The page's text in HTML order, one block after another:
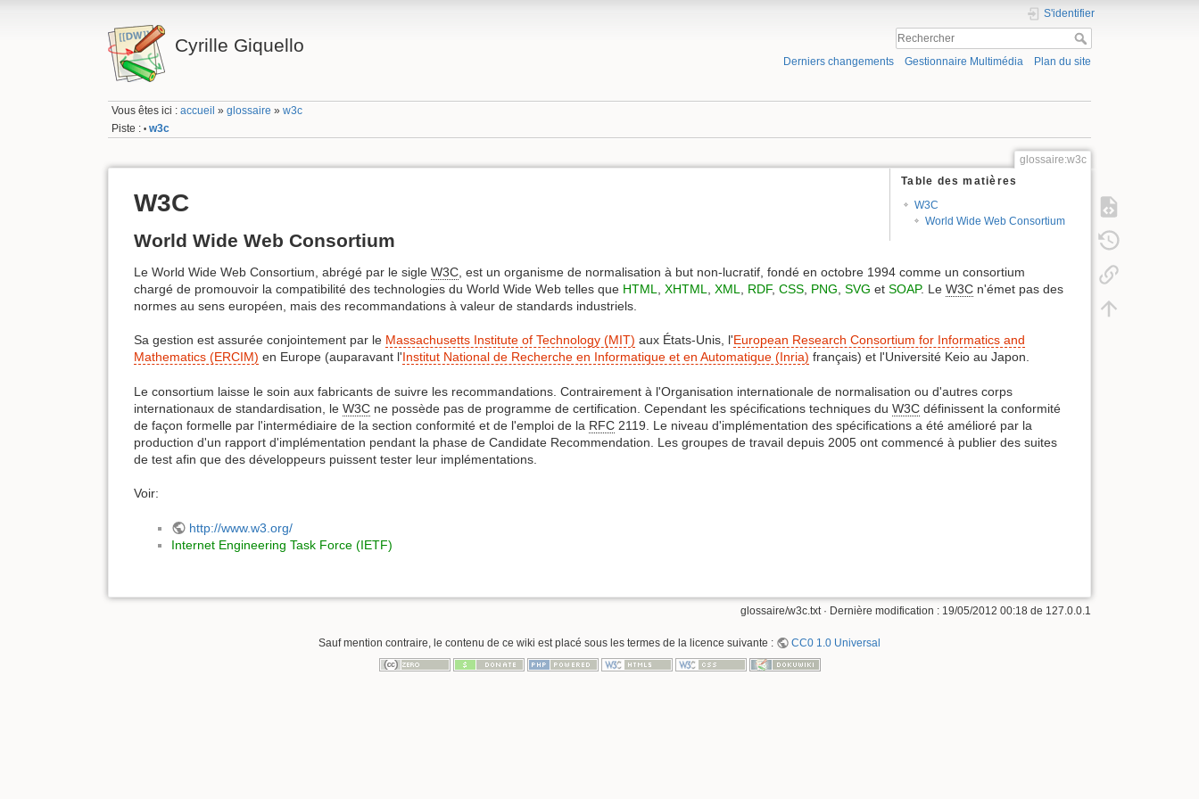
Cyrille Giquello
S'identifier
Derniers changements Gestionnaire Multimédia Plan du site
Vous êtes ici :accueil »glossaire »w3c
Piste : • w3c
glossaire:w3c
Table des matières
W3C
World Wide Web Consortium
W3C
World Wide Web Consortium
Le World Wide Web Consortium, abrégé par le sigle W3C , est un organisme de normalisation à but non-lucratif, fondé en octobre 1994 comme un consortium
chargé de promouvoir la compatibilité des technologies du World Wide Web telles que HTML XHTML XML RDF, CSS PNG SVG et SOAP. Le W3C n'émet pas des
normes au sens européen, mais des recommandations à valeur de standards industriels.
Sa gestion est assurée conjointement par le Massachusetts Institute of Technology (MIT) aux États-Unis, l'European Research Consortium for Informatics and
Mathematics (ERCIM) en Europe (auparavant l'Institut National de Recherche en Informatique et en Automatique (Inria) français) et l'Université Keio au Japon.
Le consortium laisse le soin aux fabricants de suivre les recommandations. Contrairement à l'Organisation internationale de normalisation ou d'autres corps
internationaux de standardisation, le W3C ne possède pas de programme de certification. Cependant les spécifications techniques du W3C définissent la conformité
de façon formelle par l'intermédiaire de la section conformité et de l'emploi de la RFC 2119. Le niveau d'implémentation des spécifications a été amélioré par la
production d'un rapport d'implémentation pendant la phase de Candidate Recommendation. Les groupes de travail depuis 2005 ont commencé à publier des suites
de test afin que des développeurs puissent tester leur implémentations.
Voir:
http://www.w3.org/
Internet Engineering Task Force (IETF)
glossaire/w3c.txt · Dernière modification : 19/05/2012 00:18 de 127.0.0.1
Sauf mention contraire, le contenu de ce wiki est placé sous les termes de la licence suivante : CC0 1.0 Universal